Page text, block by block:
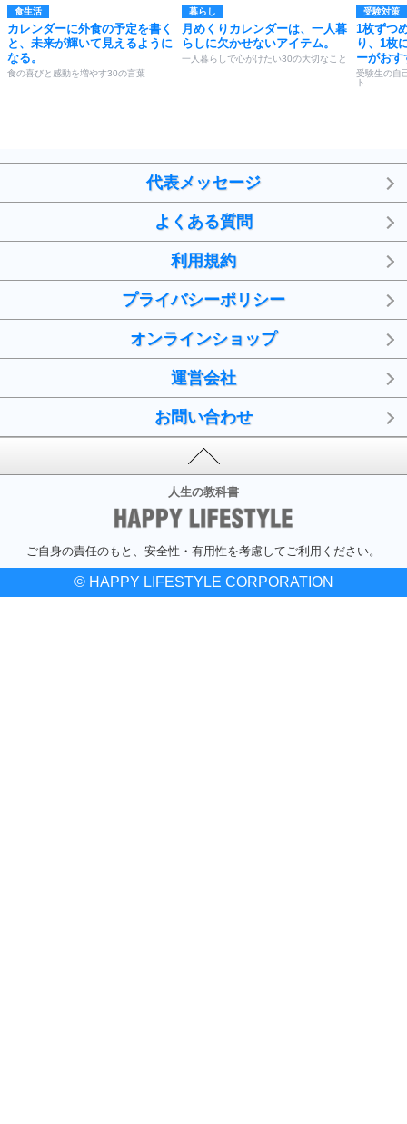
食生活
カレンダーに外食の予定を書く
と、未来が輝いて見えるように
なる。
食の喜びと感動を増やす30の言葉
暮らし
月めくりカレンダーは、一人暮
らしに欠かせないアイテム。
一人暮らしで心がけたい30の大切なこと
受験対策
1枚ずつ
り、1枚
ーがおす
受験生の自
ト
代表メッセージ
よくある質問
利用規約
プライバシーポリシー
オンラインショップ
運営会社
お問い合わせ
人生の教科書
ご自身の責任のもと、安全性・有用性を考慮してご利用ください。
© HAPPY LIFESTYLE CORPORATION